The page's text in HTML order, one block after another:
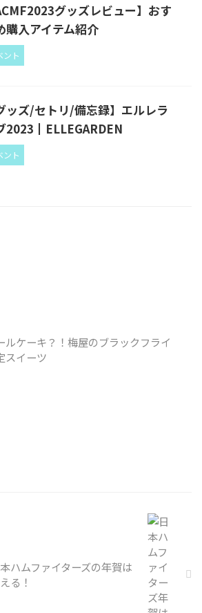
グッズレビュー】おす
購入アイテム紹介
ント
ッズ/セトリ/備忘録】エルレラ
2023┃ELLEGARDEN
ント
ルケーキ？！梅屋のブラックフライ
スイーツ
ハムファイターズの年賀は
る！